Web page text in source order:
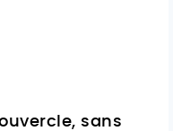
sans